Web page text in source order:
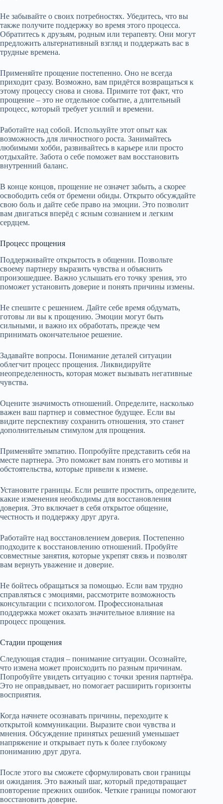
Не забывайте о своих потребностях. Убедитесь, что вы
также получите поддержку во время этого процесса.
Обратитесь к друзьям, родным или терапевту. Они могут
предложить альтернативный взгляд и поддержать вас в
трудные времена.
Применяйте прощение постепенно. Оно не всегда
приходит сразу. Возможно, вам придётся возвращаться к
этому процессу снова и снова. Примите тот факт, что
прощение – это не отдельное событие, а длительный
процесс, который требует усилий и времени.
Работайте над собой. Используйте этот опыт как
возможность для личностного роста. Занимайтесь
любимыми хобби, развивайтесь в карьере или просто
отдыхайте. Забота о себе поможет вам восстановить
внутренний баланс.
В конце концов, прощение не означет забыть, а скорее
освободить себя от бремени обиды. Открыто обсуждайте
свою боль и дайте себе право на эмоции. Это позволит
вам двигаться вперёд с ясным сознанием и легким
сердцем.
Процесс прощения
Поддерживайте открытость в общении. Позвольте
своему партнеру выразить чувства и объяснить
произошедшее. Важно услышать его точку зрения, это
поможет установить доверие и понять причины измены.
Не спешите с решением. Дайте себе время обдумать,
готовы ли вы к прощению. Эмоции могут быть
сильными, и важно их обработать, прежде чем
принимать окончательное решение.
Задавайте вопросы. Понимание деталей ситуации
облегчит процесс прощения. Ликвидируйте
неопределенность, которая может вызывать негативные
чувства.
Оцените значимость отношений. Определите, насколько
важен ваш партнер и совместное будущее. Если вы
видите перспективу сохранить отношения, это станет
дополнительным стимулом для прощения.
Применяйте эмпатию. Попробуйте представить себя на
месте партнера. Это поможет вам понять его мотивы и
обстоятельства, которые привели к измене.
Установите границы. Если решите простить, определите,
какие изменения необходимы для восстановления
доверия. Это включает в себя открытое общение,
честность и поддержку друг друга.
Работайте над восстановлением доверия. Постепенно
подходите к восстановлению отношений. Пробуйте
совместные занятия, которые укрепят связь и позволят
вам вернуть уважение и доверие.
Не бойтесь обращаться за помощью. Если вам трудно
справляться с эмоциями, рассмотрите возможность
консультации с психологом. Профессиональная
поддержка может оказать значительное влияние на
процесс прощения.
Стадии прощения
Следующая стадия – понимание ситуации. Осознайте,
что измена может происходить по разным причинам.
Попробуйте увидеть ситуацию с точки зрения партнёра.
Это не оправдывает, но помогает расширить горизонты
восприятия.
Когда начнете осознавать причины, переходите к
открытой коммуникации. Выразите свои чувства и
мнения. Обсуждение принятых решений уменьшает
напряжение и открывает путь к более глубокому
пониманию друг друга.
После этого вы сможете сформулировать свои границы
и ожидания. Это важный шаг, который предотвращает
повторение прежних ошибок. Четкие границы помогают
восстановить доверие.